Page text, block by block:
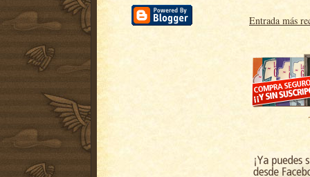
Entrada más